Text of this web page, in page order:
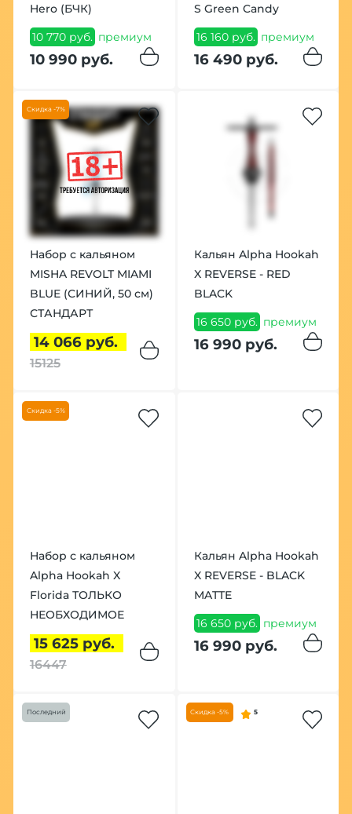
Hero (БЧК)
10 770 руб. премиум
10 990 руб.
S Green Candy
16 160 руб. премиум
16 490 руб.
Скидка -7%
Набор с кальяном
MISHA REVOLT MIAMI
BLUE (СИНИЙ, 50 см)
СТАНДАРТ
14 066 руб.
15125
Кальян Alpha Hookah
X REVERSE - RED
BLACK
16 650 руб. премиум
16 990 руб.
Скидка -5%
Набор с кальяном
Alpha Hookah X
Florida ТОЛЬКО
НЕОБХОДИМОЕ
15 625 руб.
16447
Кальян Alpha Hookah
X REVERSE - BLACK
MATTE
16 650 руб. премиум
16 990 руб.
Последний Скидка -5% 5